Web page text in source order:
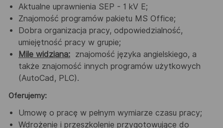
Aktualne uprawnienia SEP - 1 kV E;
Znajomość programów pakietu MS Office;
Dobra organizacja pracy, odpowiedzialność,
umiejętność pracy w grupie;
Mile widziana:znajomość języka angielskiego, a
także znajomość innych programów użytkowych
(AutoCad, PLC).
Oferujemy:
Umowę o pracę w pełnym wymiarze czasu pracy;
Wdrożenie i przeszkolenie przygotowujące do